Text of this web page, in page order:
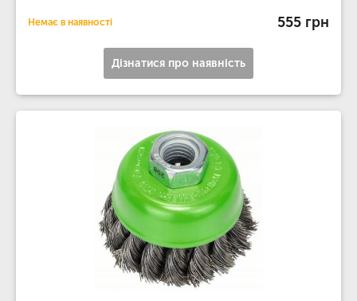
Немає в наявності 555 грн
Дізнатися про наявність